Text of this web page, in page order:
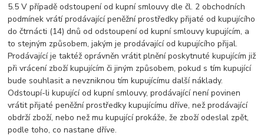
5.5 V případě odstoupení od kupní smlouvy dle čl. 2 obchodních
podmínek vrátí prodávající peněžní prostředky přijaté od kupujícího
do čtrnácti (14) dnů od odstoupení od kupní smlouvy kupujícím, a
to stejným způsobem, jakým je prodávající od kupujícího přijal.
Prodávající je taktéž oprávněn vrátit plnění poskytnuté kupujícím již
při vrácení zboží kupujícím či jiným způsobem, pokud s tím kupující
bude souhlasit a nevzniknou tím kupujícímu další náklady.
Odstoupí-li kupující od kupní smlouvy, prodávající není povinen
vrátit přijaté peněžní prostředky kupujícímu dříve, než prodávající
obdrží zboží, nebo než mu kupující prokáže, že zboží odeslal zpět,
podle toho, co nastane dříve.